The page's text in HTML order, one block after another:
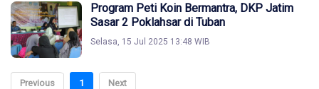
Program Peti Koin Bermantra, DKP Jatim
Sasar 2 Poklahsar di Tuban
Selasa, 15 Jul 2025 13:48 WIB
Previous 1 Next